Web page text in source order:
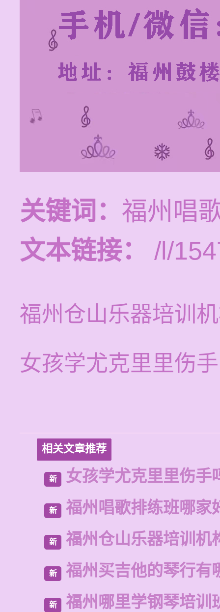
关键词： 福州唱
文本链接：
/l/
福州仓山乐器培训
女孩学尤克里里伤
相关文章推荐
新 女孩学尤克里里伤手
新 福州唱歌排练班哪家
新 福州仓山乐器培训机
新 福州买吉他的琴行有
新 福州哪里学钢琴培训